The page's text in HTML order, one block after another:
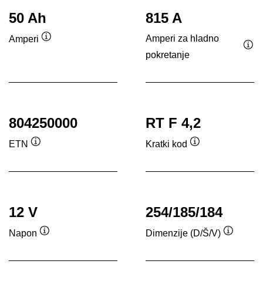
50 Ah
Amperi
815 A
Amperi za hladno
pokretanje
804250000
ETN
RT F 4,2
Kratki kod
12 V
Napon
254/185/184
Dimenzije (D/Š/V)